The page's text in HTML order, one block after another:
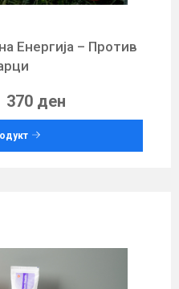
Енергија – Против
370 ден